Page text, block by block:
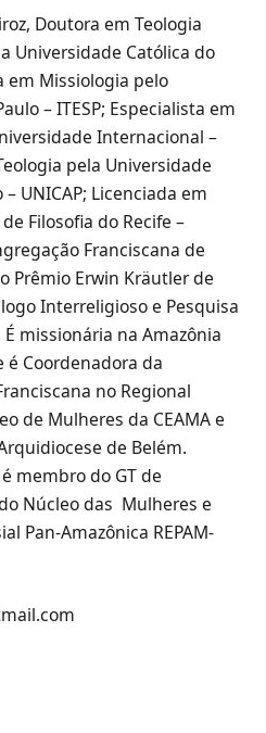
Doutora em Teologia
Universidade Católica do
em Missiologia pelo
– ITESP; Especialista em
Internacional –
pela Universidade
UNICAP; Licenciada em
Filosofia do Recife –
Franciscana de
Prêmio Erwin Kräutler de
Interreligioso e Pesquisa
missionária na Amazônia
Coordenadora da
no Regional
de Mulheres da CEAMA e
de Belém.
membro do GT de
Núcleo das Mulheres e
Pan-Amazônica REPAM-